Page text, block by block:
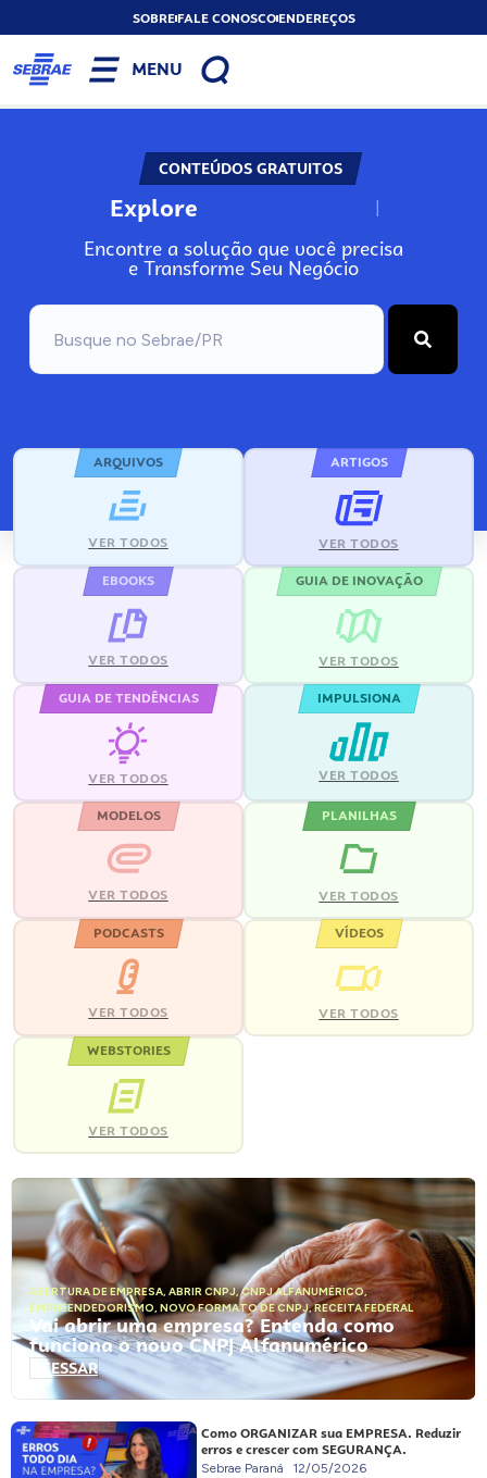
SOBREFALE CONOSCOENDEREÇOS
MENU
CONTEÚDOS GRATUITOS
Explore N
Encontre a solução que você precisa
e Transforme Seu Negócio
ARQUIVOS
VER TODOS
ARTIGOS
VER TODOS
EBOOKS
VER TODOS
GUIA DE INOVAÇÃO
VER TODOS
GUIA DE TENDÊNCIAS
VER TODOS
IMPULSIONA
VER TODOS
MODELOS
VER TODOS
PLANILHAS
VER TODOS
PODCASTS
VER TODOS
VÍDEOS
VER TODOS
WEBSTORIES
VER TODOS
ABERTURA DE EMPRESA, ABRIR CNPJ,CNPJ ALFANUMÉRICO,
EMPREENDEDORISMO, NOVO FORMATO DE CNPJ,RECEITA FEDERAL
Vai abrir uma empresa? Entenda como
funciona o novo CNPJ Alfanumérico
ACESSAR
Como ORGANIZAR sua EMPRESA. Reduzir
erros e crescer com SEGURANÇA.
Sebrae Paraná 12/05/2026